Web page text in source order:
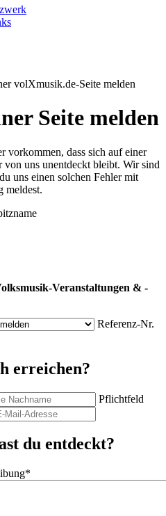
volXmusik.de-Seite melden
Seite melden
vorkommen, dass sich auf einer
von uns unentdeckt bleibt. Wir sind
uns einen solchen Fehler mit
meldest.
Veranstaltungen & -
Referenz-Nr.
erreichen?
Pflichtfeld
du entdeckt?
*